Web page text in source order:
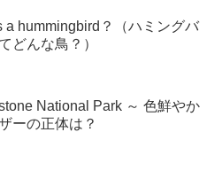
a hummingbird？（ハミングバ
どんな鳥？）
National Park ～ 色鮮やか
ーの正体は？